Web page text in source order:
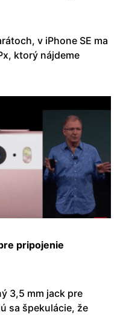
v iPhone SE ma
ktorý nájdeme
pripojenie
3,5 mm jack pre
sa špekulácie, že